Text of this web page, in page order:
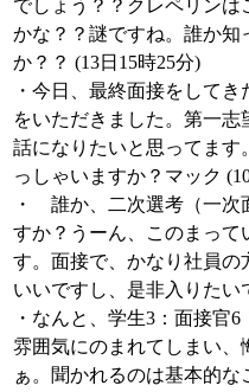
でしょう？？クレペリン
かな？？謎ですね。誰か知
か？？ (13日15時25分)
・今日、最終面接をして
をいただきました。第一
話になりたいと思ってます
っしゃいますか？マック
・ 誰か、二次選考（一次
すか？うーん、このまっ
す。面接で、かなり社員の
いいですし、是非入りたい
・なんと、学生3：面接官
雰囲気にのまれてしまい、
ぁ。聞かれるのは基本的